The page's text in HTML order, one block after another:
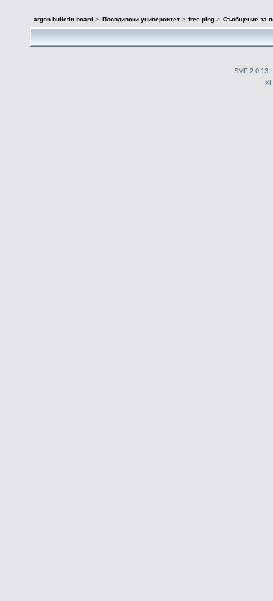
argon bulletin board > Пловдивски университет> free ping> Съобщение за
SMF 2.0.13|